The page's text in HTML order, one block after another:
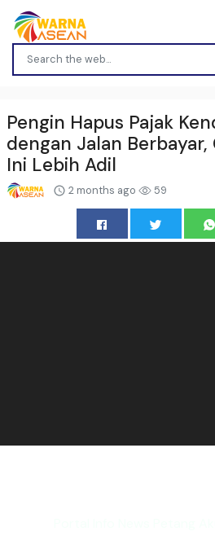
Pengin Hapus Pajak
dengan Jalan
Ini Lebih Adil
2 months ago 59